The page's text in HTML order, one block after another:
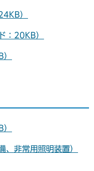
）
：20KB）
、非常用照明装置）